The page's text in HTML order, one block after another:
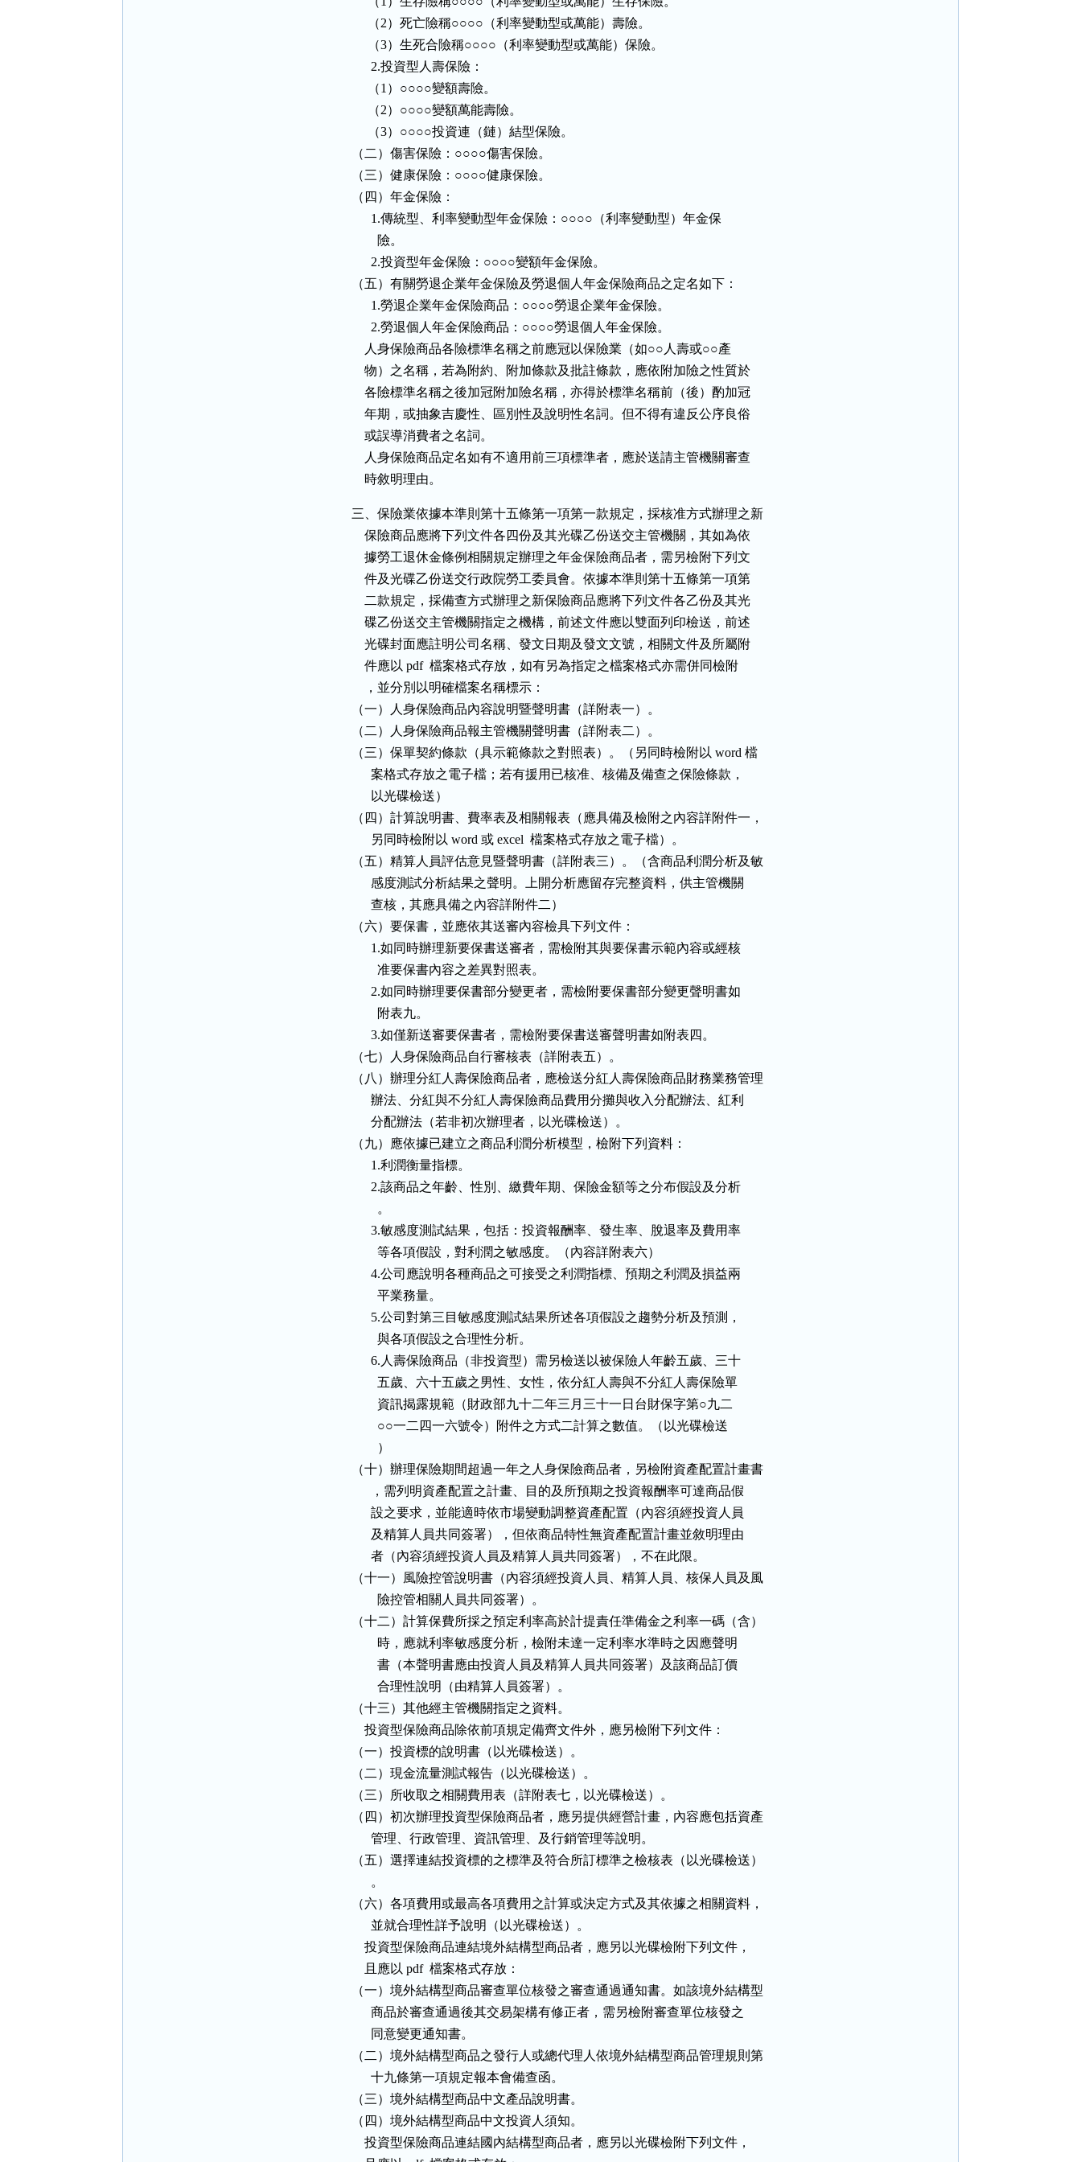
     （2）死亡險稱○○○○（利率變動型或萬能）壽險。
     （3）生死合險稱○○○○（利率變動型或萬能）保險。
      2.投資型人壽保險：
     （1）○○○○變額壽險。
     （2）○○○○變額萬能壽險。
     （3）○○○○投資連（鏈）結型保險。
（二）傷害保險：○○○○傷害保險。
（三）健康保險：○○○○健康保險。
（四）年金保險：
      1.傳統型、利率變動型年金保險：○○○○（利率變動型）年金保
        險。
      2.投資型年金保險：○○○○變額年金保險。
（五）有關勞退企業年金保險及勞退個人年金保險商品之定名如下：
      1.勞退企業年金保險商品：○○○○勞退企業年金保險。
      2.勞退個人年金保險商品：○○○○勞退個人年金保險。
    人身保險商品各險標準名稱之前應冠以保險業（如○○人壽或○○產
    物）之名稱，若為附約、附加條款及批註條款，應依附加險之性質於
    各險標準名稱之後加冠附加險名稱，亦得於標準名稱前（後）酌加冠
    年期，或抽象吉慶性、區別性及說明性名詞。但不得有違反公序良俗
    或誤導消費者之名詞。
    人身保險商品定名如有不適用前三項標準者，應於送請主管機關審查
    時敘明理由。
三、保險業依據本準則第十五條第一項第一款規定，採核准方式辦理之新
    保險商品應將下列文件各四份及其光碟乙份送交主管機關，其如為依
    據勞工退休金條例相關規定辦理之年金保險商品者，需另檢附下列文
    件及光碟乙份送交行政院勞工委員會。依據本準則第十五條第一項第
    二款規定，採備查方式辦理之新保險商品應將下列文件各乙份及其光
    碟乙份送交主管機關指定之機構，前述文件應以雙面列印檢送，前述
    光碟封面應註明公司名稱、發文日期及發文文號，相關文件及所屬附
    件應以 pdf  檔案格式存放，如有另為指定之檔案格式亦需併同檢附
    ，並分別以明確檔案名稱標示：
（一）人身保險商品內容說明暨聲明書（詳附表一）。
（二）人身保險商品報主管機關聲明書（詳附表二）。
（三）保單契約條款（具示範條款之對照表）。（另同時檢附以 word 檔
      案格式存放之電子檔；若有援用已核准、核備及備查之保險條款，
      以光碟檢送）
（四）計算說明書、費率表及相關報表（應具備及檢附之內容詳附件一，
      另同時檢附以 word 或 excel  檔案格式存放之電子檔）。
（五）精算人員評估意見暨聲明書（詳附表三）。（含商品利潤分析及敏
      感度測試分析結果之聲明。上開分析應留存完整資料，供主管機關
      查核，其應具備之內容詳附件二）
（六）要保書，並應依其送審內容檢具下列文件：
      1.如同時辦理新要保書送審者，需檢附其與要保書示範內容或經核
        准要保書內容之差異對照表。
      2.如同時辦理要保書部分變更者，需檢附要保書部分變更聲明書如
        附表九。
      3.如僅新送審要保書者，需檢附要保書送審聲明書如附表四。
（七）人身保險商品自行審核表（詳附表五）。
（八）辦理分紅人壽保險商品者，應檢送分紅人壽保險商品財務業務管理
      辦法、分紅與不分紅人壽保險商品費用分攤與收入分配辦法、紅利
      分配辦法（若非初次辦理者，以光碟檢送）。
（九）應依據已建立之商品利潤分析模型，檢附下列資料：
      1.利潤衡量指標。
      2.該商品之年齡、性別、繳費年期、保險金額等之分布假設及分析
        。
      3.敏感度測試結果，包括：投資報酬率、發生率、脫退率及費用率
        等各項假設，對利潤之敏感度。（內容詳附表六）
      4.公司應說明各種商品之可接受之利潤指標、預期之利潤及損益兩
        平業務量。
      5.公司對第三目敏感度測試結果所述各項假設之趨勢分析及預測，
        與各項假設之合理性分析。
      6.人壽保險商品（非投資型）需另檢送以被保險人年齡五歲、三十
        五歲、六十五歲之男性、女性，依分紅人壽與不分紅人壽保險單
        資訊揭露規範（財政部九十二年三月三十一日台財保字第○九二
        ○○一二四一六號令）附件之方式二計算之數值。（以光碟檢送
        ）
（十）辦理保險期間超過一年之人身保險商品者，另檢附資產配置計畫書
      ，需列明資產配置之計畫、目的及所預期之投資報酬率可達商品假
      設之要求，並能適時依市場變動調整資產配置（內容須經投資人員
      及精算人員共同簽署），但依商品特性無資產配置計畫並敘明理由
      者（內容須經投資人員及精算人員共同簽署），不在此限。
（十一）風險控管說明書（內容須經投資人員、精算人員、核保人員及風
        險控管相關人員共同簽署）。
（十二）計算保費所採之預定利率高於計提責任準備金之利率一碼（含）
        時，應就利率敏感度分析，檢附未達一定利率水準時之因應聲明
        書（本聲明書應由投資人員及精算人員共同簽署）及該商品訂價
        合理性說明（由精算人員簽署）。
（十三）其他經主管機關指定之資料。
    投資型保險商品除依前項規定備齊文件外，應另檢附下列文件：
（一）投資標的說明書（以光碟檢送）。
（二）現金流量測試報告（以光碟檢送）。
（三）所收取之相關費用表（詳附表七，以光碟檢送）。
（四）初次辦理投資型保險商品者，應另提供經營計畫，內容應包括資產
      管理、行政管理、資訊管理、及行銷管理等說明。
（五）選擇連結投資標的之標準及符合所訂標準之檢核表（以光碟檢送）
      。
（六）各項費用或最高各項費用之計算或決定方式及其依據之相關資料，
      並就合理性詳予說明（以光碟檢送）。
    投資型保險商品連結境外結構型商品者，應另以光碟檢附下列文件，
    且應以 pdf  檔案格式存放：
（一）境外結構型商品審查單位核發之審查通過通知書。如該境外結構型
      商品於審查通過後其交易架構有修正者，需另檢附審查單位核發之
      同意變更通知書。
（二）境外結構型商品之發行人或總代理人依境外結構型商品管理規則第
      十九條第一項規定報本會備查函。
（三）境外結構型商品中文產品說明書。
（四）境外結構型商品中文投資人須知。
    投資型保險商品連結國內結構型商品者，應另以光碟檢附下列文件，